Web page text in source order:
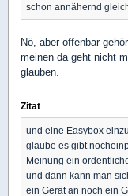
schon annähernd
Nö, aber offenbar
meinen da geht nicht
glauben.
Zitat
und eine Easybox
glaube es gibt
Meinung ein
und dann kann man
ein Gerät an noch ein